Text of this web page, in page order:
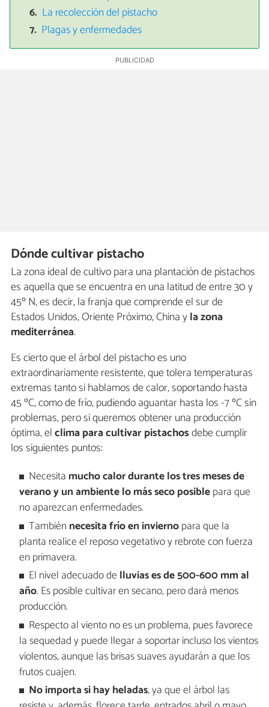
La recolección del pistacho
Plagas y enfermedades
Dónde cultivar pistacho
La zona ideal de cultivo para una plantación de pistachos
es aquella que se encuentra en una latitud de entre 30 y
45º N, es decir, la franja que comprende el sur de
Estados Unidos, Oriente Próximo, China yla zona
mediterránea.
Es cierto que el árbol del pistacho es uno
extraordinariamente resistente, que tolera temperaturas
extremas tanto si hablamos de calor, soportando hasta
45 ºC, como de frío, pudiendo aguantar hasta los -7 ºC sin
problemas, pero si queremos obtener una producción
óptima, elclima para cultivar pistachosdebe cumplir
los siguientes puntos:
Necesita mucho calor durante los tres meses de
verano y un ambiente lo más seco posiblepara que
no aparezcan enfermedades.
También necesita frío en inviernopara que la
planta realice el reposo vegetativo y rebrote con fuerza
en primavera.
El nivel adecuado de lluvias es de 500-600 mm al
año. Es posible cultivar en secano, pero dará menos
producción.
Respecto al viento no es un problema, pues favorece
la sequedad y puede llegar a soportar incluso los vientos
violentos, aunque las brisas suaves ayudarán a que los
frutos cuajen.
No importa si hay heladas, ya que el árbol las